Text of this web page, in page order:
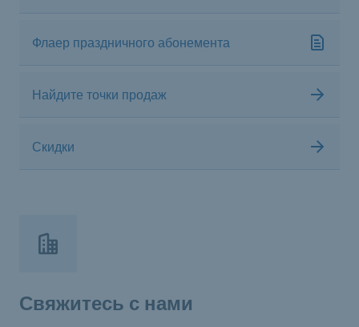
Флаер праздничного абонемента
Найдите точки продаж
Скидки
Свяжитесь с нами